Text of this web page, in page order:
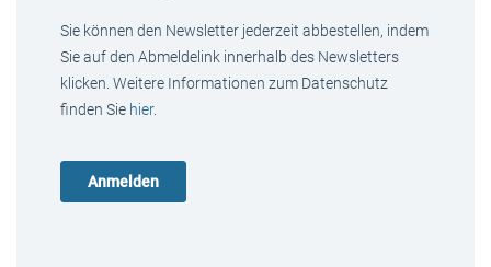
Sie können den Newsletter jederzeit abbestellen, indem
Sie auf den Abmeldelink innerhalb des Newsletters
klicken. Weitere Informationen zum Datenschutz
finden Sie hier.